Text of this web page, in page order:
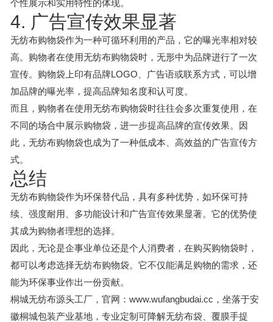
个性展示和实用特性的体现。
4. 广告宣传效果显著
无纺布购物袋作为一种可循环利用的产品，它的曝光率相对较
高。购物者在使用无纺布购物袋时，无形中为品牌进行了一次
宣传。购物袋上印有品牌LOGO、广告语或联系方式，可以增
加品牌的曝光率，提高品牌知名度和认可度。
而且，购物者在使用无纺布购物袋时往往会多次重复使用，在
不同的场合中展示购物袋，进一步提高品牌的宣传效果。因
此，无纺布购物袋也成为了一种低成本、高效益的广告宣传方
式。
总结
无纺布购物袋作为环保替代品，具有多种优势，如环保可持
续、强度耐用、多功能设计和广告宣传效果显著。它的优势使
其成为购物者理想的选择。
因此，无论是企事业单位还是个人消费者，在购买购物袋时，
都可以考虑选择无纺布购物袋。它不仅能满足购物的需求，还
能为环保事业作出一份贡献。
桐城无纺布源头工厂，官网：www.wufangbudai.cc，坐落于安
徽桐城包装产业基地，专业定制可降解无纺布袋、覆膜手提